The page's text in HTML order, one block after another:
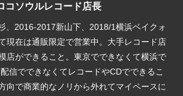
コソウルレコード店長
、2016-2017新山下、2018/1横浜ベイクォ
現在は通販限定で営業中。大手レコード店
店ができること。東京でできなくて横浜で
信でできなくてレコードやCDでできるこ
向で商業的なノリから外れてマイペースに